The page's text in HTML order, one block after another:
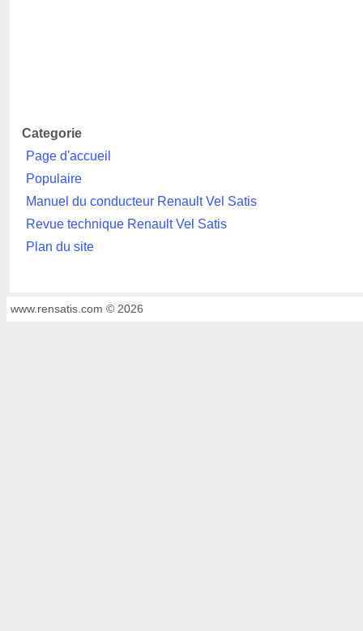
Categorie
Page d'accueil
Populaire
Manuel du conducteur Renault Vel Satis
Revue technique Renault Vel Satis
Plan du site
www.rensatis.com © 2026